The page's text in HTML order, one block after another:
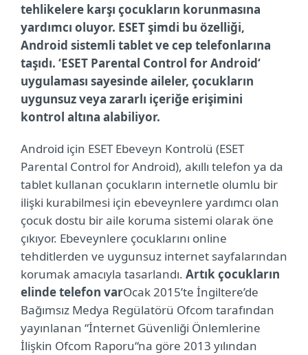
tehlikelere karşı çocukların korunmasına
yardımcı oluyor. ESET şimdi bu özelliği,
Android sistemli tablet ve cep telefonlarına
taşıdı. ‘ESET Parental Control for Android‘
uygulaması sayesinde aileler, çocukların
uygunsuz veya zararlı içeriğe erişimini
kontrol altına alabiliyor.
Android için ESET Ebeveyn Kontrolü (ESET
Parental Control for Android), akıllı telefon ya da
tablet kullanan çocukların internetle olumlu bir
ilişki kurabilmesi için ebeveynlere yardımcı olan
çocuk dostu bir aile koruma sistemi olarak öne
çıkıyor. Ebeveynlere çocuklarını online
tehditlerden ve uygunsuz internet sayfalarından
korumak amacıyla tasarlandı. Artık çocukların
elinde telefon varOcak 2015’te İngiltere’de
Bağımsız Medya Regülatörü Ofcom tarafından
yayınlanan “İnternet Güvenliği Önlemlerine
İlişkin Ofcom Raporu“na göre 2013 yılından